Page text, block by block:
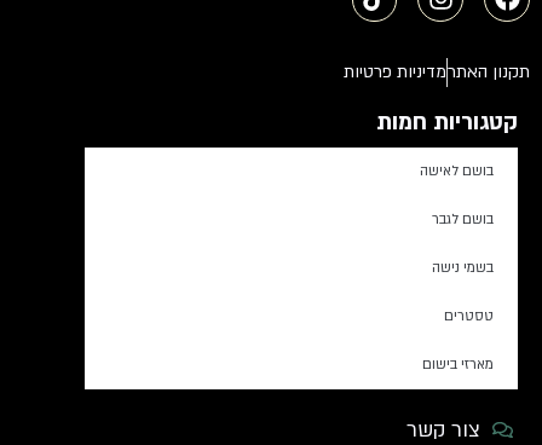
תקנון האתרמדיניות פרטיות
קטגוריות חמות
בושם לאישה
בושם לגבר
בשמי נישה
טסטרים
מארזי בישום
צור קשר